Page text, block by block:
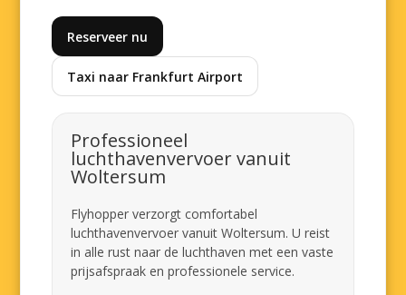
Reserveer nu
Taxi naar Frankfurt Airport
Professioneel
luchthavenvervoer vanuit
Woltersum
Flyhopper verzorgt comfortabel
luchthavenvervoer vanuit Woltersum. U reist
in alle rust naar de luchthaven met een vaste
prijsafspraak en professionele service.